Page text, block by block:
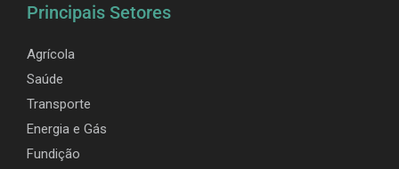
Principais Setores
Agrícola
Saúde
Transporte
Energia e Gás
Fundição